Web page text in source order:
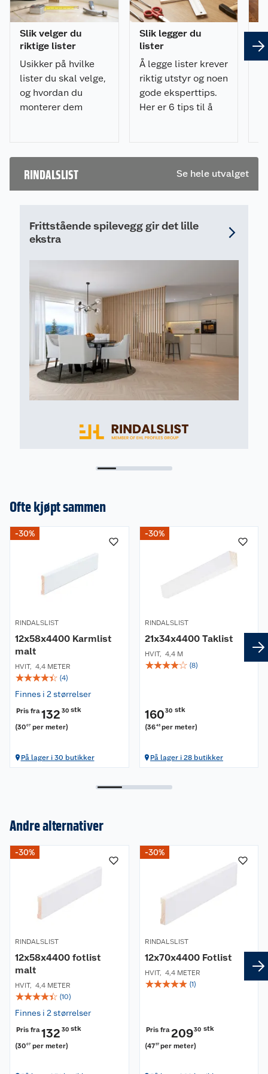
Slik velger du
riktige lister
Usikker på hvilke
lister du skal velge,
og hvordan du
monterer dem
montering i vår
komplette
Slik legger du
lister
Å legge lister krever
riktig utstyr og noen
gode eksperttips.
Her er 6 tips til å
8
RINDALSLIST Se hele utvalget
Frittstående spilevegg gir det lille
ekstra
Ofte kjøpt sammen
-30%
RINDALSLIST
12x58x4400 Karmlist
malt
HVIT, 4,4 METER
☆☆☆☆☆ (4)
Finnes i 2 størrelser
Pris fra 132 30 stk
(3007 per meter)
På lager i 30 butikker
-30%
RINDALSLIST
21x34x4400 Taklist
HVIT, 4,4 M
☆☆☆☆☆ (8)
160 30 stk
(36 43 per meter)
På lager i 28 butikker
Andre alternativer
-30%
RINDALSLIST
12x58x4400 fotlist
malt
HVIT, 4,4 METER
☆☆☆☆☆ (10)
Finnes i 2 størrelser
Pris fra 132 30 stk
(3007 per meter)
-30%
RINDALSLIST
12x70x4400 Fotlist
HVIT, 4,4 METER
☆☆☆☆☆ (1)
Pris fra 20930 stk
(47 57 per meter)
Kontakt oss
Retur- og angrerett
Reklamasjon
Ofte stilte spørsmål
Om oss
Våre merkevarer
Våre kjeder
Kjøpsvilkår
Personvern
Cookies
Lavprisløfte
Åpent kjøp
Hageinspirasjon
Oppussing med utemaling
Oppussing med innemaling